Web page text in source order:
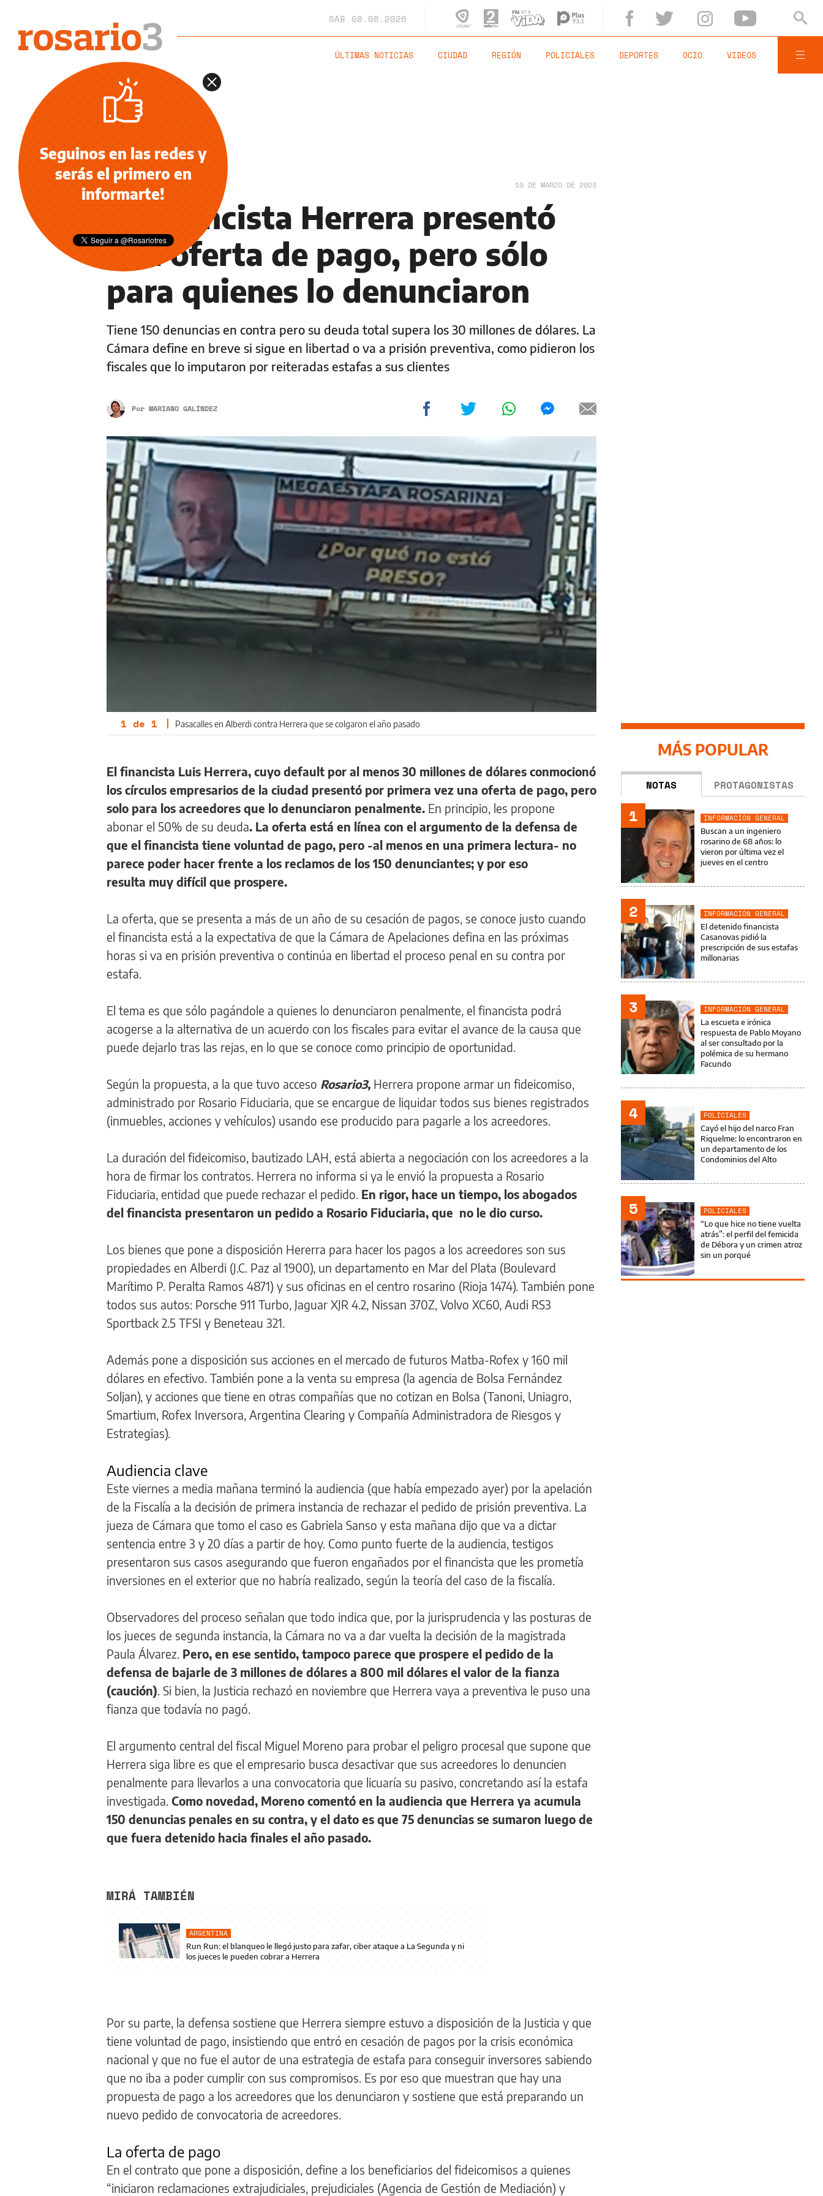
SÁB 08.08.2026
ÚLTIMAS NOTICIAS CIUDAD REGIÓN POLICIALES DEPORTES OCIO VIDEOS
ECONOMÍA NEGOCIOS AGRO 10 DE MARZO DE 2023
El financista Herrera presentó
una oferta de pago, pero sólo
para quienes lo denunciaron
Tiene 150 denuncias en contra pero su deuda total supera los 30 millones de dólares. La
Cámara define en breve si sigue en libertad o va a prisión preventiva, como pidieron los
fiscales que lo imputaron por reiteradas estafas a sus clientes
Por MARIANO GALÍNDEZ
1 de 1 | Pasacalles en Alberdi contra Herrera que se colgaron el año pasado
El financista Luis Herrera, cuyo default por al menos 30 millones de dólares conmocionó
los círculos empresarios de la ciudad presentó por primera vez una oferta de pago, pero
solo para los acreedores que lo denunciaron penalmente. En principio, les propone
abonar el 50% de su deuda. La oferta está en línea con el argumento de la defensa de
que el financista tiene voluntad de pago, pero -al menos en una primera lectura- no
parece poder hacer frente a los reclamos de los 150 denunciantes; y por eso
resulta muy difícil que prospere.
La oferta, que se presenta a más de un año de su cesación de pagos, se conoce justo cuando
el financista está a la expectativa de que la Cámara de Apelaciones defina en las próximas
horas si va en prisión preventiva o continúa en libertad el proceso penal en su contra por
estafa.
El tema es que sólo pagándole a quienes lo denunciaron penalmente, el financista podrá
acogerse a la alternativa de un acuerdo con los fiscales para evitar el avance de la causa que
puede dejarlo tras las rejas, en lo que se conoce como principio de oportunidad.
Según la propuesta, a la que tuvo acceso Rosario3, Herrera propone armar un fideicomiso,
administrado por Rosario Fiduciaria, que se encargue de liquidar todos sus bienes registrados
(inmuebles, acciones y vehículos) usando ese producido para pagarle a los acreedores.
La duración del fideicomiso, bautizado LAH, está abierta a negociación con los acreedores a la
hora de firmar los contratos. Herrera no informa si ya le envió la propuesta a Rosario
Fiduciaria, entidad que puede rechazar el pedido. En rigor, hace un tiempo, los abogados
del financista presentaron un pedido a Rosario Fiduciaria, que no le dio curso.
Los bienes que pone a disposición Hererra para hacer los pagos a los acreedores son sus
propiedades en Alberdi (J.C. Paz al 1900), un departamento en Mar del Plata (Boulevard
Marítimo P. Peralta Ramos 4871) y sus oficinas en el centro rosarino (Rioja 1474). También pone
todos sus autos: Porsche 911 Turbo, Jaguar XJR 4.2, Nissan 370Z, Volvo XC60, Audi RS3
Sportback 2.5 TFSI y Beneteau 321.
Además pone a disposición sus acciones en el mercado de futuros Matba-Rofex y 160 mil
dólares en efectivo. También pone a la venta su empresa (la agencia de Bolsa Fernández
Soljan), y acciones que tiene en otras compañías que no cotizan en Bolsa (Tanoni, Uniagro,
Smartium, Rofex Inversora, Argentina Clearing y Compañía Administradora de Riesgos y
Estrategias).
Audiencia clave
Este viernes a media mañana terminó la audiencia (que había empezado ayer) por la apelación
de la Fiscalía a la decisión de primera instancia de rechazar el pedido de prisión preventiva. La
jueza de Cámara que tomo el caso es Gabriela Sanso y esta mañana dijo que va a dictar
sentencia entre 3 y 20 días a partir de hoy. Como punto fuerte de la audiencia, testigos
presentaron sus casos asegurando que fueron engañados por el financista que les prometía
inversiones en el exterior que no habría realizado, según la teoría del caso de la fiscalía.
Observadores del proceso señalan que todo indica que, por la jurisprudencia y las posturas de
los jueces de segunda instancia, la Cámara no va a dar vuelta la decisión de la magistrada
Paula Álvarez. Pero, en ese sentido, tampoco parece que prospere el pedido de la
defensa de bajarle de 3 millones de dólares a 800 mil dólares el valor de la fianza
(caución). Si bien, la Justicia rechazó en noviembre que Herrera vaya a preventiva le puso una
fianza que todavía no pagó.
El argumento central del fiscal Miguel Moreno para probar el peligro procesal que supone que
Herrera siga libre es que el empresario busca desactivar que sus acreedores lo denuncien
penalmente para llevarlos a una convocatoria que licuaría su pasivo, concretando así la estafa
investigada. Como novedad, Moreno comentó en la audiencia que Herrera ya acumula
150 denuncias penales en su contra, y el dato es que 75 denuncias se sumaron luego de
que fuera detenido hacia finales el año pasado.
MIRÁ TAMBIÉN
ARGENTINA
Run Run: el blanqueo le llegó justo para zafar, ciber ataque a La Segunda y ni
los jueces le pueden cobrar a Herrera
Por su parte, la defensa sostiene que Herrera siempre estuvo a disposición de la Justicia y que
tiene voluntad de pago, insistiendo que entró en cesación de pagos por la crisis económica
nacional y que no fue el autor de una estrategia de estafa para conseguir inversores sabiendo
que no iba a poder cumplir con sus compromisos. Es por eso que muestran que hay una
propuesta de pago a los acreedores que los denunciaron y sostiene que está preparando un
nuevo pedido de convocatoria de acreedores.
La oferta de pago
En el contrato que pone a disposición, define a los beneficiarios del fideicomisos a quienes
“iniciaron reclamaciones extrajudiciales, prejudiciales (Agencia de Gestión de Mediación) y
MÁS POPULAR
NOTAS PROTAGONISTAS
1
INFORMACIÓN GENERAL
Buscan a un ingeniero
rosarino de 68 años: lo
vieron por última vez el
jueves en el centro
2
INFORMACIÓN GENERAL
El detenido financista
Casanovas pidió la
prescripción de sus estafas
millonarias
3
INFORMACIÓN GENERAL
La escueta e irónica
respuesta de Pablo Moyano
al ser consultado por la
polémica de su hermano
Facundo
4
POLICIALES
Cayó el hijo del narco Fran
Riquelme: lo encontraron en
un departamento de los
Condominios del Alto
5
POLICIALES
“Lo que hice no tiene vuelta
atrás”: el perfil del femicida
de Débora y un crimen atroz
sin un porqué
Seguinos en las redes y
serás el primero en
informarte!